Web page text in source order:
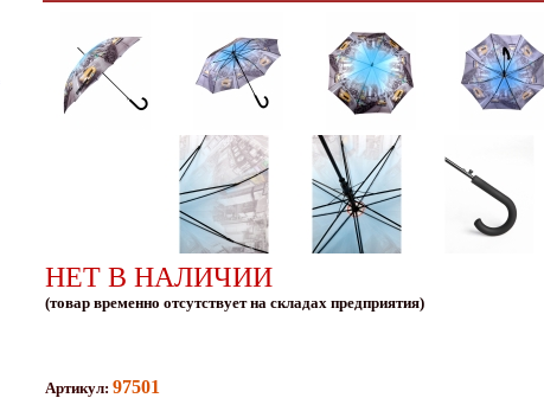
НЕТ В НАЛИЧИИ
(товар временно отсутствует на складах предприятия)
Артикул: 97501